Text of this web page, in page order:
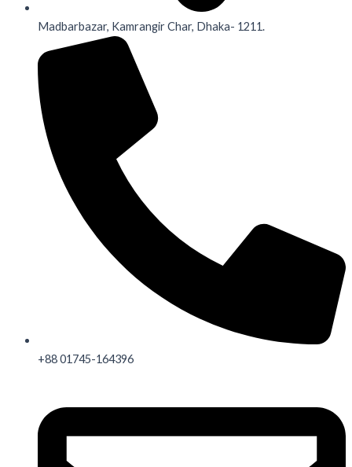
Madbarbazar, Kamrangir Char, Dhaka- 1211.
+88 01745-164396